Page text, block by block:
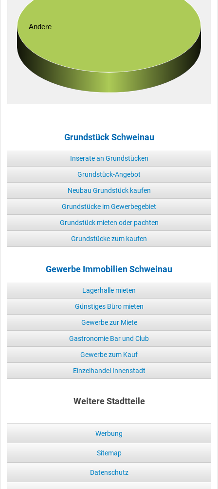
Andere
Grundstück Schweinau
Inserate an Grundstücken
Grundstück-Angebot
Neubau Grundstück kaufen
Grundstücke im Gewerbegebiet
Grundstück mieten oder pachten
Grundstücke zum kaufen
Gewerbe Immobilien Schweinau
Lagerhalle mieten
Günstiges Büro mieten
Gewerbe zur Miete
Gastronomie Bar und Club
Gewerbe zum Kauf
Einzelhandel Innenstadt
Weitere Stadtteile
Werbung
Sitemap
Datenschutz